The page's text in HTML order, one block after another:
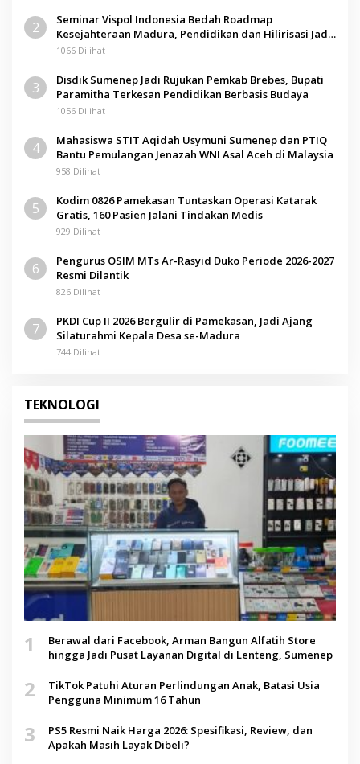
2
Seminar Vispol Indonesia Bedah Roadmap
Kesejahteraan Madura, Pendidikan dan Hilirisasi Jadi
Kunci
1066 Dilihat
3
Disdik Sumenep Jadi Rujukan Pemkab Brebes, Bupati
Paramitha Terkesan Pendidikan Berbasis Budaya
1056 Dilihat
4
Mahasiswa STIT Aqidah Usymuni Sumenep dan PTIQ
Bantu Pemulangan Jenazah WNI Asal Aceh di Malaysia
958 Dilihat
5
Kodim 0826 Pamekasan Tuntaskan Operasi Katarak
Gratis, 160 Pasien Jalani Tindakan Medis
929 Dilihat
6
Pengurus OSIM MTs Ar-Rasyid Duko Periode 2026-2027
Resmi Dilantik
826 Dilihat
7
PKDI Cup II 2026 Bergulir di Pamekasan, Jadi Ajang
Silaturahmi Kepala Desa se-Madura
744 Dilihat
TEKNOLOGI
1
Berawal dari Facebook, Arman Bangun Alfatih Store
hingga Jadi Pusat Layanan Digital di Lenteng, Sumenep
2
TikTok Patuhi Aturan Perlindungan Anak, Batasi Usia
Pengguna Minimum 16 Tahun
3
PS5 Resmi Naik Harga 2026: Spesifikasi, Review, dan
Apakah Masih Layak Dibeli?